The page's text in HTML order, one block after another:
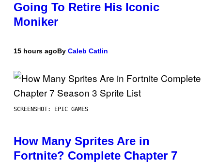
Going To Retire His Iconic
Moniker
15 hours agoBy Caleb Catlin
SCREENSHOT: EPIC GAMES
How Many Sprites Are in
Fortnite? Complete Chapter 7